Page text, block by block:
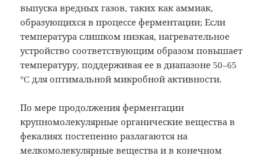
выпуска вредных газов, таких как аммиак,
образующихся в процессе ферментации; Если
температура слишком низкая, нагревательное
устройство соответствующим образом повышает
температуру, поддерживая ее в диапазоне 50–65
°C для оптимальной микробной активности.
По мере продолжения ферментации
крупномолекулярные органические вещества в
фекалиях постепенно разлагаются на
мелкомолекулярные вещества и в конечном